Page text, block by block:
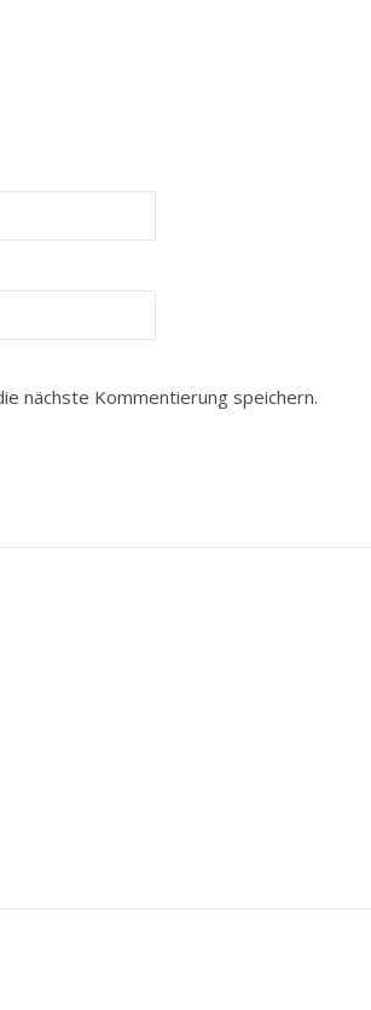
nächste Kommentierung speichern.